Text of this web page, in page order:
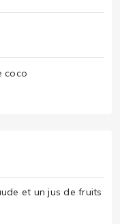
coco
et un jus de fruits